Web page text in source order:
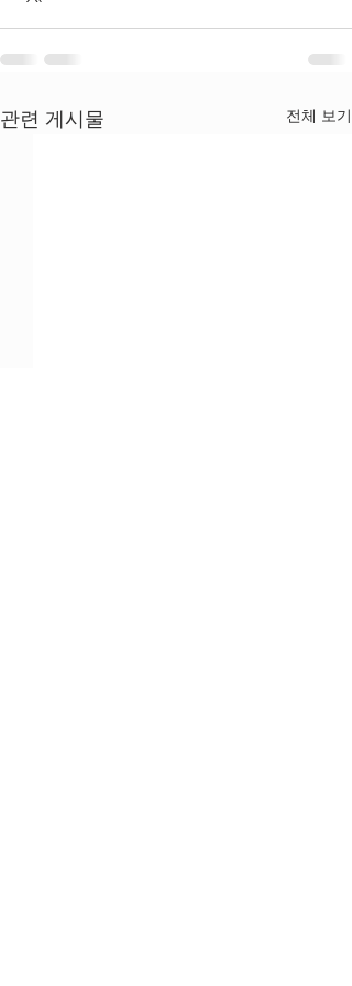
관련 게시물 전체 보기